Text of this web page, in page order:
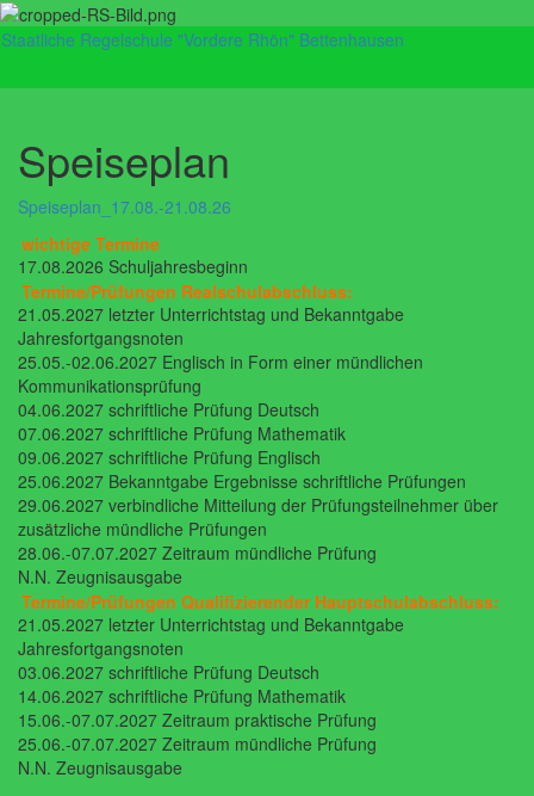
Staatliche Regelschule "Vordere Rhön" Bettenhausen
Speiseplan
Speiseplan_17.08.-21.08.26
wichtige Termine
17.08.2026 Schuljahresbeginn
Termine/Prüfungen Realschulabschluss:
21.05.2027 letzter Unterrichtstag und Bekanntgabe
Jahresfortgangsnoten
25.05.-02.06.2027 Englisch in Form einer mündlichen
Kommunikationsprüfung
04.06.2027 schriftliche Prüfung Deutsch
07.06.2027 schriftliche Prüfung Mathematik
09.06.2027 schriftliche Prüfung Englisch
25.06.2027 Bekanntgabe Ergebnisse schriftliche Prüfungen
29.06.2027 verbindliche Mitteilung der Prüfungsteilnehmer über
zusätzliche mündliche Prüfungen
28.06.-07.07.2027 Zeitraum mündliche Prüfung
N.N. Zeugnisausgabe
Termine/Prüfungen Qualifizierender Hauptschulabschluss:
21.05.2027 letzter Unterrichtstag und Bekanntgabe
Jahresfortgangsnoten
03.06.2027 schriftliche Prüfung Deutsch
14.06.2027 schriftliche Prüfung Mathematik
15.06.-07.07.2027 Zeitraum praktische Prüfung
25.06.-07.07.2027 Zeitraum mündliche Prüfung
N.N. Zeugnisausgabe